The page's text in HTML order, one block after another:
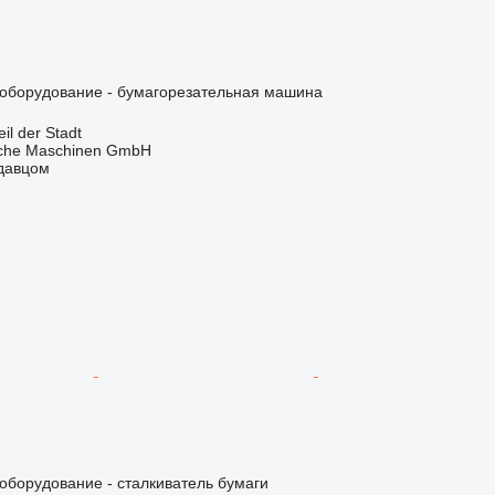
- бумагорезательная машина
der Stadt
Maschinen GmbH
- сталкиватель бумаги